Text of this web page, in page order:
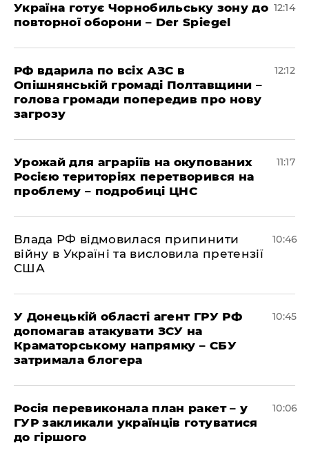
Україна готує Чорнобильську зону до
повторної оборони – Der Spiegel
12:14
РФ вдарила по всіх АЗС в
Опішнянській громаді Полтавщини –
голова громади попередив про нову
загрозу
12:12
Урожай для аграріїв на окупованих
Росією територіях перетворився на
проблему – подробиці ЦНС
11:17
Влада РФ відмовилася припинити
війну в Україні та висловила претензії
США
10:46
У Донецькій області агент ГРУ РФ
допомагав атакувати ЗСУ на
Краматорському напрямку – СБУ
затримала блогера
10:45
Росія перевиконала план ракет – у
ГУР закликали українців готуватися
до гіршого
10:06